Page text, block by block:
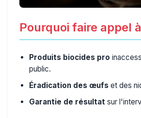
Pourquoi faire appel
Produits biocides pro
public.
Éradication des œufs et des
Garantie de résultat sur